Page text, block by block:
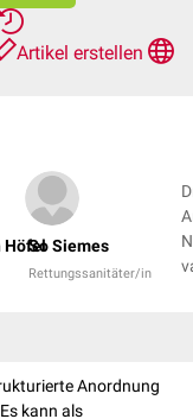
Artikel erstellen
HöfelSo Siemes
Rettungssanitäter/in
Anordnung
kann als